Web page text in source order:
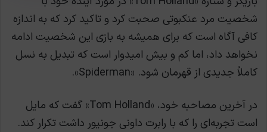
شخصیت مرد عنکبوتی صحبت کرد و تاکید کرد که به اندازه
کافی آگاه است که برای همیشه به بازی این شخصیت ادامه
نخواهد داد، اما کم و بیش امیدوار است که تبدیل به نسل
کاملاً جدیدی از قهرمان شود. «Spiderman».
در آخرین مصاحبه خود، «Tom Holland» گفت که مایل
است تجربه‌ای را که با رابرت داونی جونیور داشت تکرار کند.